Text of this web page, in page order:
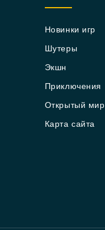
Новинки игр
Шутеры
Экшн
Приключения
Открытый мир
Карта сайта